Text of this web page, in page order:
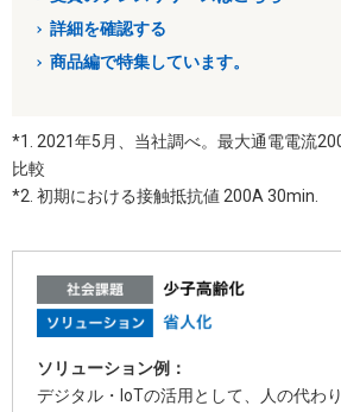
詳細を確認する
商品編で特集しています。
*1. 2021年5月、当社調べ。最大通電電流
比較
*2. 初期における接触抵抗値 200A 30min.
ソリューション例：
デジタル・IoTの活用として、人の代わ